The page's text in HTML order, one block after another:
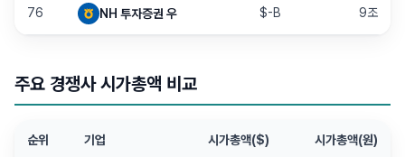
76 NH 투자증권 우 $-B 9조
주요 경쟁사 시가총액 비교
순위 기업 시가총액($) 시가총액(원)